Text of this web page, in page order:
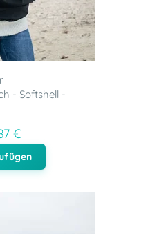
- Softshell -
€